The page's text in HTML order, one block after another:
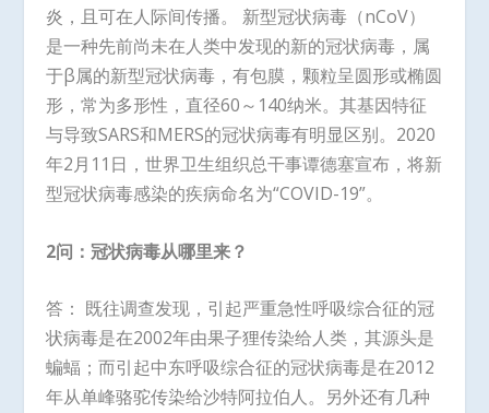
炎，且可在人际间传播。 新型冠状病毒（nCoV）
是一种先前尚未在人类中发现的新的冠状病毒，属
于β属的新型冠状病毒，有包膜，颗粒呈圆形或椭圆
形，常为多形性，直径60～140纳米。其基因特征
与导致SARS和MERS的冠状病毒有明显区别。2020
年2月11日，世界卫生组织总干事谭德塞宣布，将新
型冠状病毒感染的疾病命名为“COVID-19”。
2问：冠状病毒从哪里来？
答： 既往调查发现，引起严重急性呼吸综合征的冠
状病毒是在2002年由果子狸传染给人类，其源头是
蝙蝠；而引起中东呼吸综合征的冠状病毒是在2012
年从单峰骆驼传染给沙特阿拉伯人。另外还有几种